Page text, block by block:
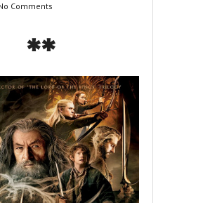
Comments
**